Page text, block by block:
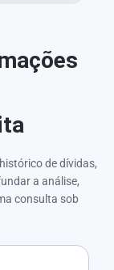
de dívidas,
a análise,
consulta sob